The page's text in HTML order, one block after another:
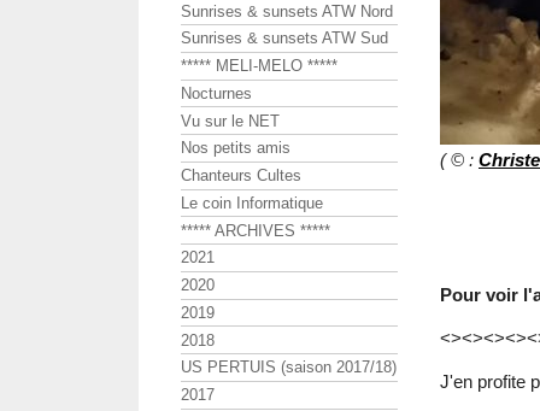
( © :
Pour voir
J'en profite
Sunrises & sunsets ATW Nord
Sunrises & sunsets ATW Sud
***** MELI-MELO *****
Nocturnes
Vu sur le NET
Nos petits amis
Chanteurs Cultes
Le coin Informatique
***** ARCHIVES *****
2021
2020
2019
2018
US PERTUIS (saison 2017/18)
2017